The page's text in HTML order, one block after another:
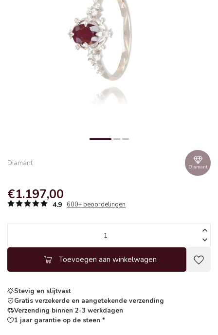
Diamant Diamant
€1.197,00
4.9 600+ beoordelingen
Toevoegen aan winkelwagen
Stevig en slijtvast
Gratis verzekerde en aangetekende verzending
Verzending binnen 2-3 werkdagen
1 jaar garantie op de steen *